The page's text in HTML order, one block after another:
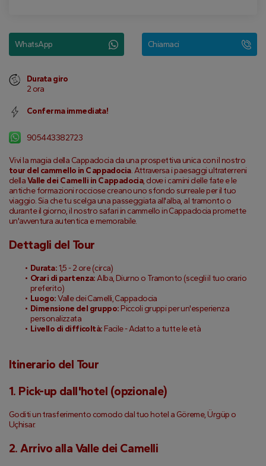
tour del cammello in Cappadocia. Attraversa i paesaggi ultraterreni
della Valle dei Camelli in Cappadocia, dove i camini delle fate e le
antiche formazioni rocciose creano uno sfondo surreale per il tuo
viaggio. Sia che tu scelga una passeggiata all'alba, al tramonto o
durante il giorno, il nostro safari in cammello in Cappadocia promette
un'avventura autentica e memorabile.
Dettagli del Tour
Durata: 1,5 - 2 ore (circa)
Orari di partenza: Alba, Diurno o Tramonto (scegli il tuo orario
preferito)
Luogo: Valle dei Camelli, Cappadocia
Dimensione del gruppo: Piccoli gruppi per un'esperienza
personalizzata
Livello di difficoltà: Facile - Adatto a tutte le età
Itinerario del Tour
1. Pick-up dall'hotel (opzionale)
Goditi un trasferimento comodo dal tuo hotel a Göreme, Ürgüp o
Uçhisar.
2. Arrivo alla Valle dei Camelli
WhatsApp Chiamaci
Durata giro
2 ora
Conferma immediata!
905443382723